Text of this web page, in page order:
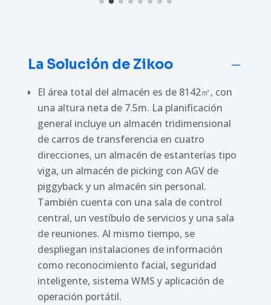
La Solución de Zikoo K
El área total del almacén es de 8142㎡, con
una altura neta de 7.5m. La planificación
general incluye un almacén tridimensional
de carros de transferencia en cuatro
direcciones, un almacén de estanterías tipo
viga, un almacén de picking con AGV de
piggyback y un almacén sin personal.
También cuenta con una sala de control
central, un vestíbulo de servicios y una sala
de reuniones. Al mismo tiempo, se
despliegan instalaciones de información
como reconocimiento facial, seguridad
inteligente, sistema WMS y aplicación de
operación portátil.